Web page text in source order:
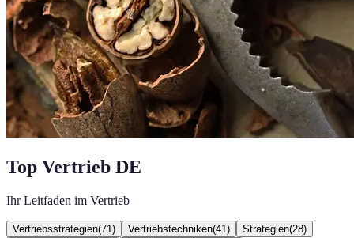
Top Vertrieb DE
Ihr Leitfaden im Vertrieb
Vertriebsstrategien(71 ) Vertriebstechniken(41 ) Strategien(28)